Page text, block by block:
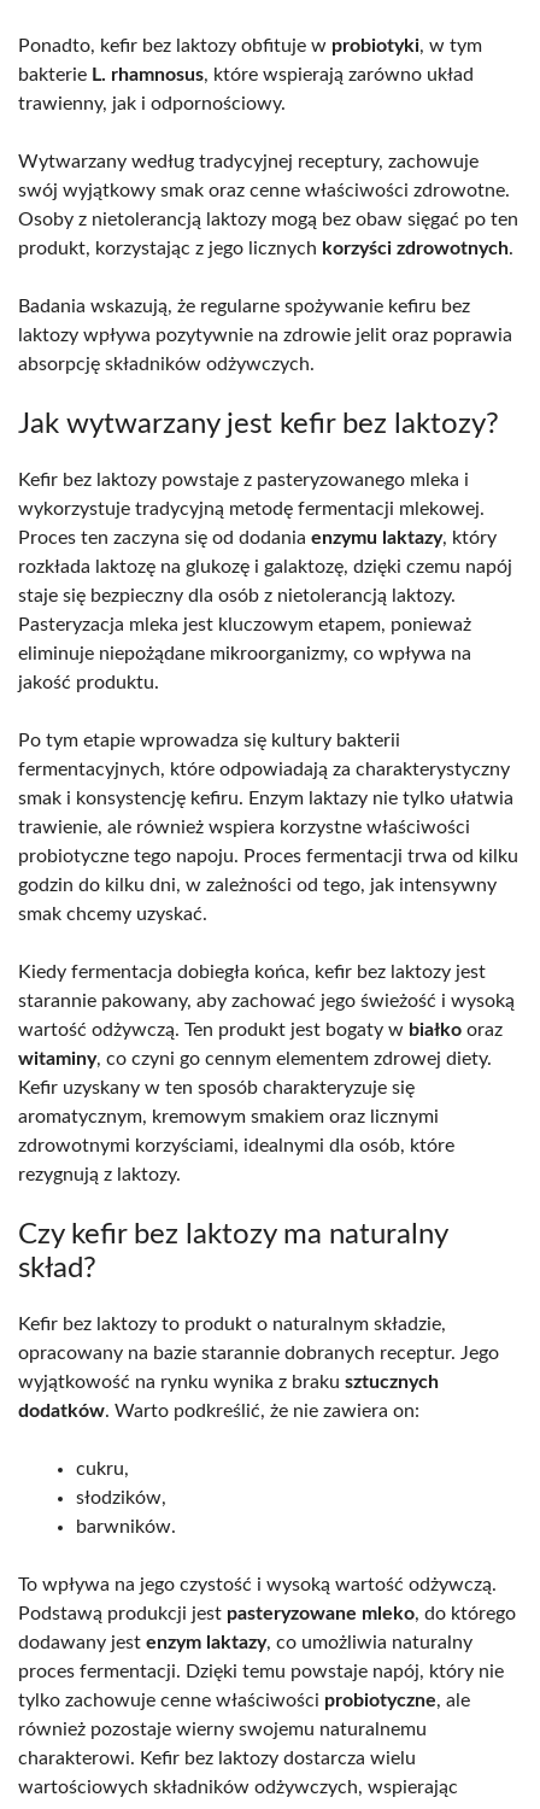
Ponadto, kefir bez laktozy obfituje w probiotyki, w tym
bakterie L. rhamnosus, które wspierają zarówno układ
trawienny, jak i odpornościowy.
Wytwarzany według tradycyjnej receptury, zachowuje
swój wyjątkowy smak oraz cenne właściwości zdrowotne.
Osoby z nietolerancją laktozy mogą bez obaw sięgać po ten
produkt, korzystając z jego licznych korzyści zdrowotnych.
Badania wskazują, że regularne spożywanie kefiru bez
laktozy wpływa pozytywnie na zdrowie jelit oraz poprawia
absorpcję składników odżywczych.
Jak wytwarzany jest kefir bez laktozy?
Kefir bez laktozy powstaje z pasteryzowanego mleka i
wykorzystuje tradycyjną metodę fermentacji mlekowej.
Proces ten zaczyna się od dodania enzymu laktazy, który
rozkłada laktozę na glukozę i galaktozę, dzięki czemu napój
staje się bezpieczny dla osób z nietolerancją laktozy.
Pasteryzacja mleka jest kluczowym etapem, ponieważ
eliminuje niepożądane mikroorganizmy, co wpływa na
jakość produktu.
Po tym etapie wprowadza się kultury bakterii
fermentacyjnych, które odpowiadają za charakterystyczny
smak i konsystencję kefiru. Enzym laktazy nie tylko ułatwia
trawienie, ale również wspiera korzystne właściwości
probiotyczne tego napoju. Proces fermentacji trwa od kilku
godzin do kilku dni, w zależności od tego, jak intensywny
smak chcemy uzyskać.
Kiedy fermentacja dobiegła końca, kefir bez laktozy jest
starannie pakowany, aby zachować jego świeżość i wysoką
wartość odżywczą. Ten produkt jest bogaty w białko oraz
witaminy, co czyni go cennym elementem zdrowej diety.
Kefir uzyskany w ten sposób charakteryzuje się
aromatycznym, kremowym smakiem oraz licznymi
zdrowotnymi korzyściami, idealnymi dla osób, które
rezygnują z laktozy.
Czy kefir bez laktozy ma naturalny
skład?
Kefir bez laktozy to produkt o naturalnym składzie,
opracowany na bazie starannie dobranych receptur. Jego
wyjątkowość na rynku wynika z braku sztucznych
dodatków. Warto podkreślić, że nie zawiera on:
cukru,
słodzików,
barwników.
To wpływa na jego czystość i wysoką wartość odżywczą.
Podstawą produkcji jest pasteryzowane mleko, do którego
dodawany jest enzym laktazy, co umożliwia naturalny
proces fermentacji. Dzięki temu powstaje napój, który nie
tylko zachowuje cenne właściwości probiotyczne, ale
również pozostaje wierny swojemu naturalnemu
charakterowi. Kefir bez laktozy dostarcza wielu
wartościowych składników odżywczych, wspierając